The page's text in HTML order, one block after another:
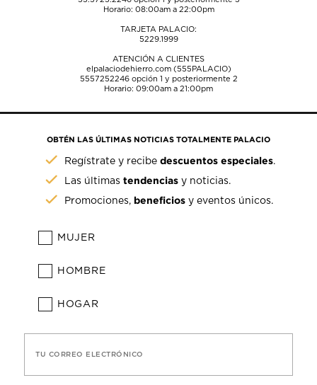
Horario: 08:00am a 22:00pm
TARJETA PALACIO:
5229.1999
ATENCIÓN A CLIENTES
elpalaciodehierro.com (555PALACIO)
5557252246opción 1 y posteriormente 2
Horario: 09:00am a 21:00pm
OBTÉN LAS ÚLTIMAS NOTICIAS TOTALMENTE PALACIO
Regístrate y recibedescuentos especiales.
Las últimastendencias y noticias.
Promociones, beneficios y eventos únicos.
MUJER
HOMBRE
HOGAR
TU CORREO ELECTRÓNICO